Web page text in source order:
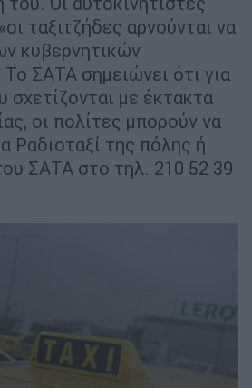
ταξιτζήδες αρνούνται να
κυβερνητικών
ΣΑΤΑ σημειώνει ότι για
σχετίζονται με έκτακτα
οι πολίτες μπορούν να
Ραδιοταξί της πόλης ή
ΣΑΤΑ στο τηλ. 210 52 39